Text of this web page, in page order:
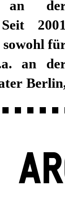
an
2001
an
mit
Jürgen